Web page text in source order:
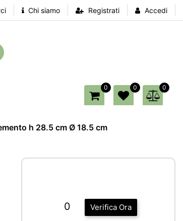
Chi siamo Registrati Accedi
0 0 0
h 28.5 cm Ø 18.5 cm
Verifica Ora
0